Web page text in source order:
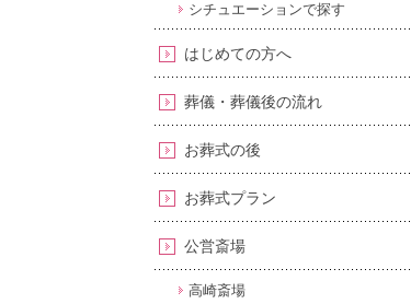
シチュエーションで探す
はじめての方へ
葬儀・葬儀後の流れ
お葬式の後
お葬式プラン
公営斎場
高崎斎場